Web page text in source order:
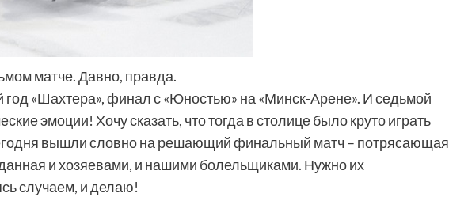
матче. Давно, правда.
«Шахтера», финал с «Юностью» на «Минск-Арене». И седьмой
эмоции! Хочу сказать, что тогда в столице было круто играть
вышли словно на решающий финальный матч – потрясающая
и хозяевами, и нашими болельщиками. Нужно их
случаем, и делаю!